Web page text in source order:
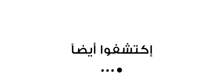
إكتشفوا أيضاً